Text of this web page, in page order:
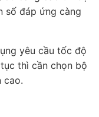
số đáp ứng càng
yêu cầu tốc độ
thì cần chọn bộ
cao.